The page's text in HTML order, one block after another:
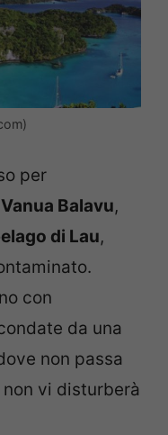
per
Vanua Balavu,
di Lau,
con
da una
non passa
vi disturberà